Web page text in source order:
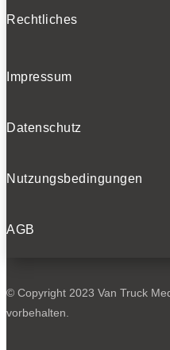
Rechtliches
Impressum
Datenschutz
Nutzungsbedingungen
AGB
© Copyright 2023 Van Truck
vorbehalten.